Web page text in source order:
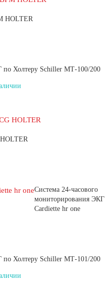
HOLTER
по Холтеру Schiller МТ-100/200
Система 24-часового
мониторирования ЭКГ
Cardiette hr one
по Холтеру Schiller МТ-101/200